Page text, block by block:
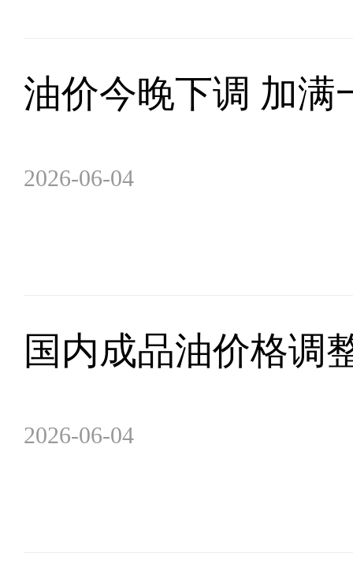
油价今晚下调 加满
2026-06-04
国内成品油价格调
2026-06-04